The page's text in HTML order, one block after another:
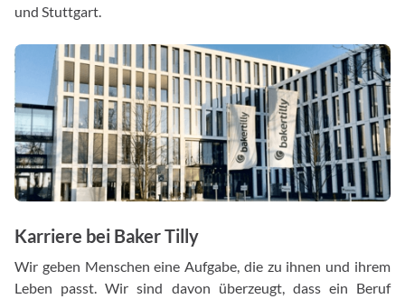
und Stuttgart.
Karriere bei Baker Tilly
Wir geben Menschen eine Aufgabe, die zu ihnen und ihrem
Leben passt. Wir sind davon überzeugt, dass ein Beruf